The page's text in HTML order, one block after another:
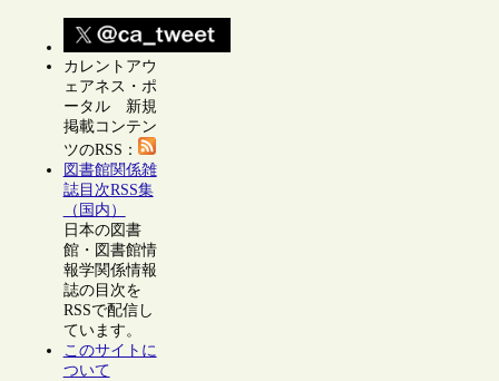
カレントアウ
ェアネス・ポ
ータル 新規
掲載コンテン
ツのRSS：
図書館関係雑
誌目次RSS集
（国内）
日本の図書
館・図書館情
報学関係情報
誌の目次を
RSSで配信し
ています。
このサイトに
ついて